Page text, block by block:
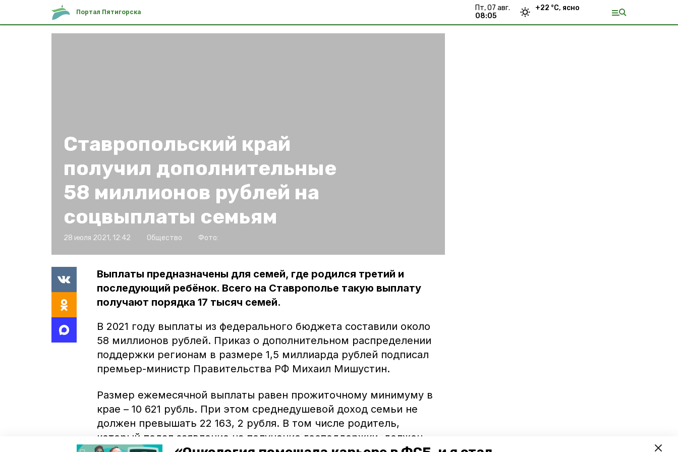
Портал Пятигорска
пт, 07 авг.
08:05
+22 °С, ясно
Ставропольский край
получил дополнительные
58 миллионов рублей на
соцвыплаты семьям
28 июля 2021, 12:42 Общество Фото:
Выплаты предназначены для семей, где родился третий и
последующий ребёнок. Всего на Ставрополье такую выплату
получают порядка 17 тысяч семей.
В 2021 году выплаты из федерального бюджета составили около
58 миллионов рублей. Приказ о дополнительном распределении
поддержки регионам в размере 1,5 миллиарда рублей подписал
премьер-министр Правительства РФ Михаил Мишустин.
Размер ежемесячной выплаты равен прожиточному минимуму в
крае – 10 621 рубль. При этом среднедушевой доход семьи не
должен превышать 22 163, 2 рубля. В том числе родитель,
который подал заявление на получение господдержки, должен